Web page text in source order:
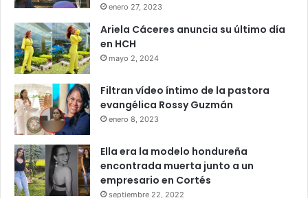
enero 27, 2023
Ariela Cáceres anuncia su último día
en HCH
mayo 2, 2024
Filtran vídeo íntimo de la pastora
evangélica Rossy Guzmán
enero 8, 2023
Ella era la modelo hondureña
encontrada muerta junto a un
empresario en Cortés
septiembre 22, 2022